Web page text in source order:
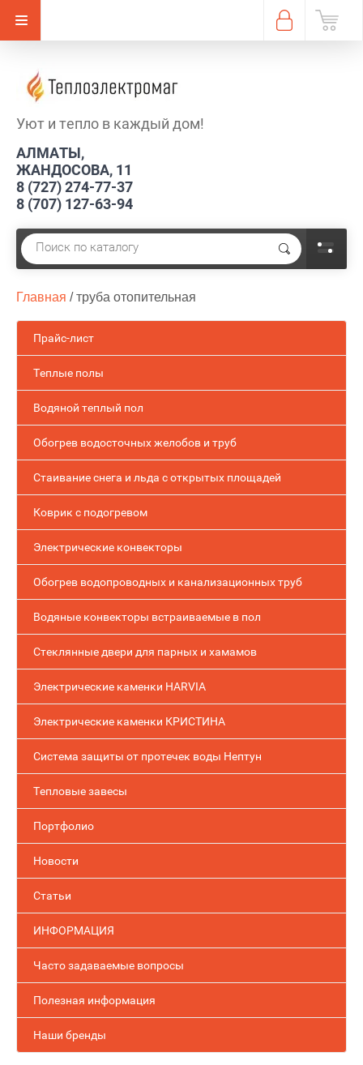
Уют и тепло в каждый дом!
АЛМАТЫ,
ЖАНДОСОВА, 11
8 (727) 274-77-37
8 (707) 127-63-94
Главная / труба отопительная
Прайс-лист
Теплые полы
Водяной теплый пол
Обогрев водосточных желобов и труб
Стаивание снега и льда с открытых площадей
Коврик с подогревом
Электрические конвекторы
Обогрев водопроводных и канализационных труб
Водяные конвекторы встраиваемые в пол
Стеклянные двери для парных и хамамов
Электрические каменки HARVIA
Электрические каменки КРИСТИНА
Система защиты от протечек воды Нептун
Тепловые завесы
Портфолио
Новости
Статьи
ИНФОРМАЦИЯ
Часто задаваемые вопросы
Полезная информация
Наши бренды